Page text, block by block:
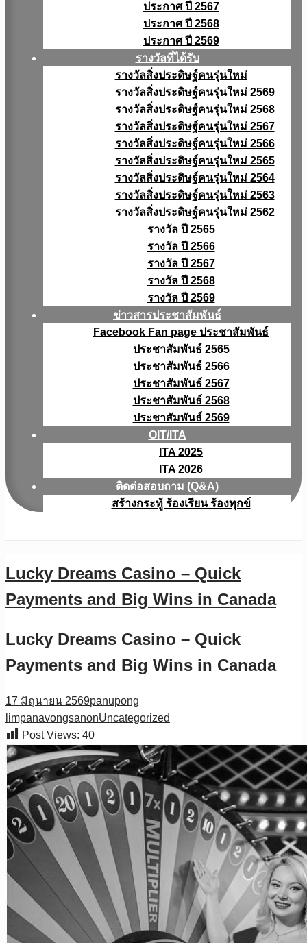
ประกาศ ปี 2567
ประกาศ ปี 2568
ประกาศ ปี 2569
รางวัลที่ได้รับ
รางวัลสิ่งประดิษฐ์คนรุ่นใหม่
รางวัลสิ่งประดิษฐ์คนรุ่นใหม่ 2569
รางวัลสิ่งประดิษฐ์คนรุ่นใหม่ 2568
รางวัลสิ่งประดิษฐ์คนรุ่นใหม่ 2567
รางวัลสิ่งประดิษฐ์คนรุ่นใหม่ 2566
รางวัลสิ่งประดิษฐ์คนรุ่นใหม่ 2565
รางวัลสิ่งประดิษฐ์คนรุ่นใหม่ 2564
รางวัลสิ่งประดิษฐ์คนรุ่นใหม่ 2563
รางวัลสิ่งประดิษฐ์คนรุ่นใหม่ 2562
รางวัล ปี 2565
รางวัล ปี 2566
รางวัล ปี 2567
รางวัล ปี 2568
รางวัล ปี 2569
ข่าวสารประชาสัมพันธ์
Facebook Fan page ประชาสัมพันธ์
ประชาสัมพันธ์ 2565
ประชาสัมพันธ์ 2566
ประชาสัมพันธ์ 2567
ประชาสัมพันธ์ 2568
ประชาสัมพันธ์ 2569
OIT/ITA
ITA 2025
ITA 2026
ติดต่อสอบถาม (Q&A)
สร้างกระทู้ ร้องเรียน ร้องทุกข์
Lucky Dreams Casino – Quick
Payments and Big Wins in Canada
Lucky Dreams Casino – Quick
Payments and Big Wins in Canada
17 มิถุนายน 2569panupong
limpanavongsanonUncategorized
Post Views: 40